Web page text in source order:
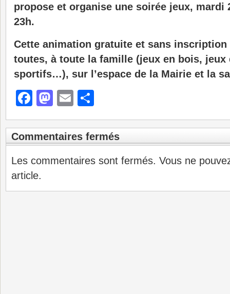
propose et organise une soirée jeux, mardi
23h.
Cette animation gratuite et sans inscription
toutes, à toute la famille (jeux en bois, jeux
sportifs…), sur l’espace de la Mairie et la
Facebook
Mastodon
Email
Commentaires fermés
Les commentaires sont fermés. Vous ne
article.